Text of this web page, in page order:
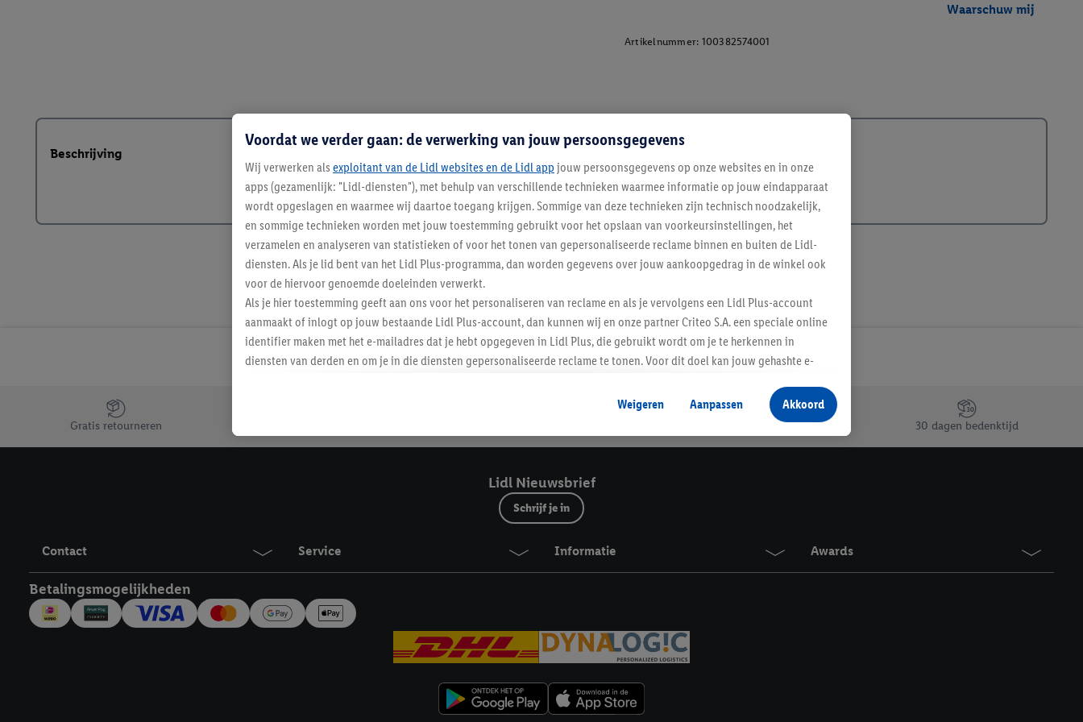
Waarschuw mij
Artikelnummer: 100382574001
Beschrijving
Lidl Nieuwsbrief
Jouw voordelen bij ons als Lidl webshop klant
Gratis retourneren 30 dagen bedenktijd
Lidl Nieuwsbrief
Schrijf je in
Contact Service Informatie Awards
Betalingsmogelijkheden
Voordat we verder gaan: de verwerking van jouw persoonsgegevens
Wij verwerken als exploitant van de Lidl websites en de Lidl app jouw persoonsgegevens op onze websites en in onze
apps (gezamenlijk: "Lidl-diensten"), met behulp van verschillende technieken waarmee informatie op jouw eindapparaat
wordt opgeslagen en waarmee wij daartoe toegang krijgen. Sommige van deze technieken zijn technisch noodzakelijk,
en sommige technieken worden met jouw toestemming gebruikt voor het opslaan van voorkeursinstellingen, het
verzamelen en analyseren van statistieken of voor het tonen van gepersonaliseerde reclame binnen en buiten de Lidl-
diensten. Als je lid bent van het Lidl Plus-programma, dan worden gegevens over jouw aankoopgedrag in de winkel ook
voor de hiervoor genoemde doeleinden verwerkt.
Als je hier toestemming geeft aan ons voor het personaliseren van reclame en als je vervolgens een Lidl Plus-account
aanmaakt of inlogt op jouw bestaande Lidl Plus-account, dan kunnen wij en onze partner Criteo S.A. een speciale online
identifier maken met het e-mailadres dat je hebt opgegeven in Lidl Plus, die gebruikt wordt om je te herkennen in
diensten van derden en om je in die diensten gepersonaliseerde reclame te tonen. Voor dit doel kan jouw gehashte e-
Als je hiervoor toestemming geeft, dan kunnen retargeting advertenties worden weergegeven voor producten waarin je
eerder interesse hebt getoond (bijvoorbeeld door het product in een winkelmandje van een online winkel te plaatsen
Lidl-diensten worden weergegeven, als verschillende eindapparaten en Lidl-diensten, met behulp van jouw gehashte e-
mailadres en met eventuele andere identifiers of met identifiers waarover Criteo S.A. beschikt, aan jou kunnen worden
verwerkingsdoeleinden je instemt. Verder kan je er meer informatie vinden over de gegevensverwerking.
Door te klikken op "Weigeren", kies je voor de optie dat er enkel technisch noodzakelijke cookies en vergelijkbare
Door op "Akkoord" te klikken, stem je in met alle verwerkingen voor alle bovengenoemde doeleinden. Meer informatie,
inclusief over de opslagperiode van de gegevens en je recht om jouw toestemming op elk gewenst moment in te
privacyverklaring.Je vindt de impressum voor de Lidl website hier.Klik
Weigeren Aanpassen Akkoord